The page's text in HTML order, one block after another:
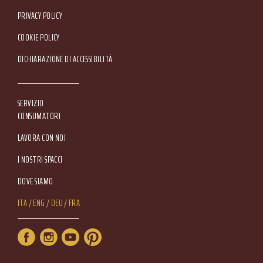
Footer Service Menu
PRIVACY POLICY
COOKIE POLICY
DICHIARAZIONE DI ACCESSIBILITÀ
SERVIZIO
CONSUMATORI
LAVORA CON NOI
I NOSTRI SPACCI
DOVE SIAMO
Lang Menu
ITA ENG DEU FRA
Service Menu